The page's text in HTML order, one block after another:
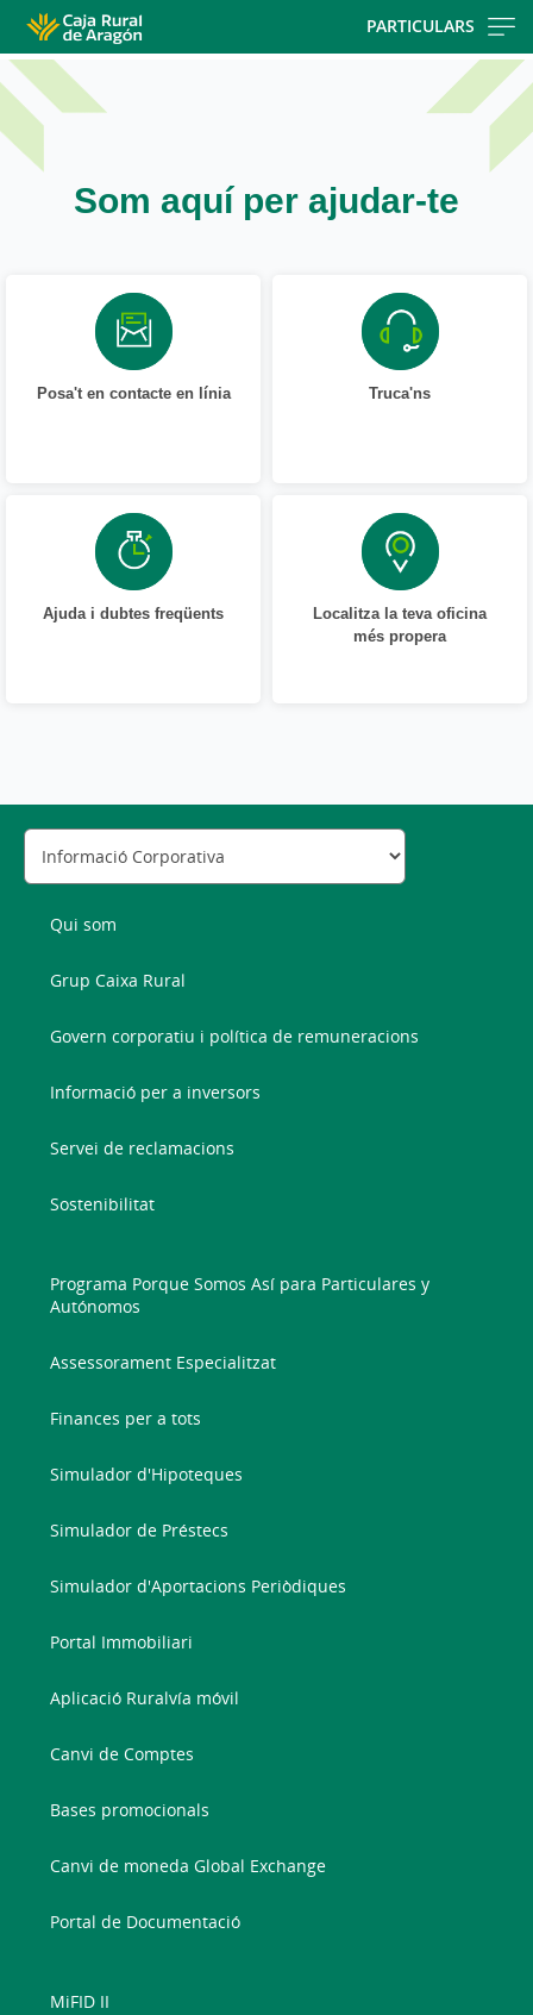
PARTICULARS
Som aquí per ajudar-te
Posa't en contacte en línia Truca'ns
Ajuda i dubtes freqüents
Localitza la teva oficina
més propera
Qui som
Grup Caixa Rural
Govern corporatiu i política de remuneracions
Informació per a inversors
Servei de reclamacions
Sostenibilitat
Programa Porque Somos Así para Particulares y
Autónomos
Assessorament Especialitzat
Finances per a tots
Simulador d'Hipoteques
Simulador de Préstecs
Simulador d'Aportacions Periòdiques
Portal Immobiliari
Aplicació Ruralvía móvil
Canvi de Comptes
Bases promocionals
Canvi de moneda Global Exchange
Portal de Documentació
MiFID II